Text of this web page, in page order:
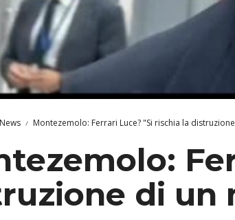
Montezemolo: Ferrari Luce? "Si rischia la
di un